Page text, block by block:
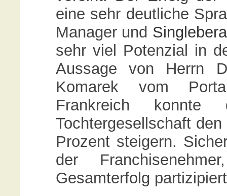
eine sehr deutliche
Manager und
sehr viel Potenzial in
Aussage von Herrn
Komarek vom
Frankreich konnte
Tochtergesellschaft
Prozent steigern.
der
Gesamterfolg